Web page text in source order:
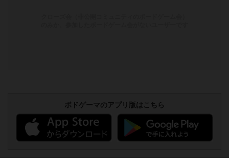
ボドゲーマのアプリ版はこちら